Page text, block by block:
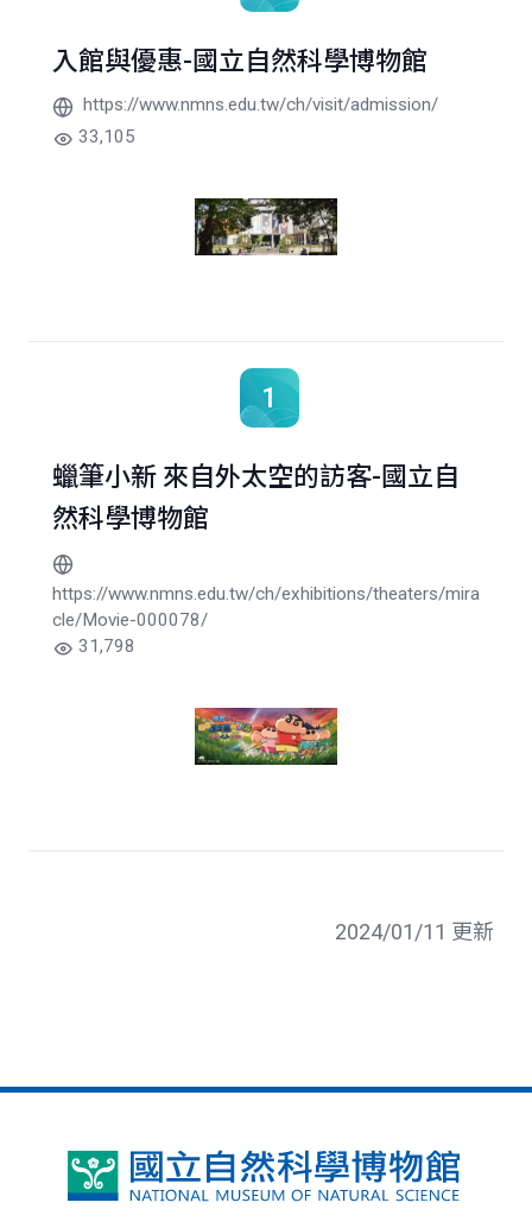
入館與優惠-國立自然科學博物館
https://www.nmns.edu.tw/ch/visit/admission/
33,105
1
0
蠟筆小新 來自外太空的訪客-國立自
然科學博物館
https://www.nmns.edu.tw/ch/exhibitions/theaters/mira
cle/Movie-000078/
31,798
2024/01/11 更新
國